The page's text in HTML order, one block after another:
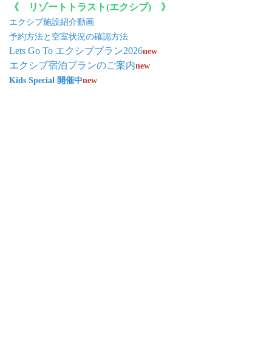
《 リゾートトラスト(エクシブ) 》
エクシブ施設紹介動画
予約方法と空室状況の確認方法
Lets Go To エクシブプラン2026new
エクシブ宿泊プランのご案内new
Kids Special 開催中new